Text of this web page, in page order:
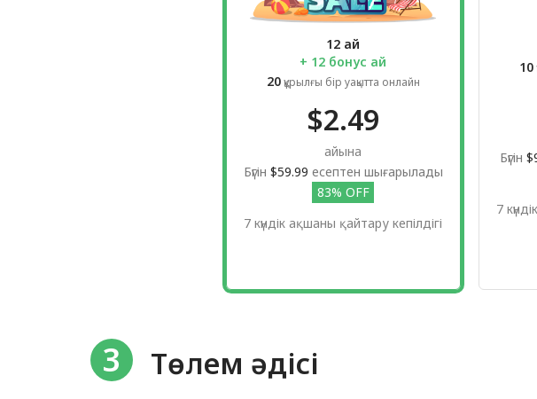
12 ай
+ 12 бонус ай
20құрылғы бір уақытта онлайн
$2.49
айына
Бүгін $59.99 есептен шығарылады
83% OFF
7 күндік ақшаны қайтару кепілдігі
10
Бүгін
7
3 Төлем әдісі